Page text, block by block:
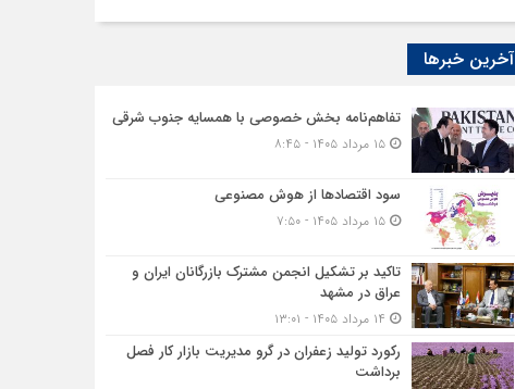
آخرین خبرها
تفاهم‌نامه بخش خصوصی با همسایه جنوب شرقی
۱۵ مرداد ۱۴۰۵ - ۸:۴۵
سود اقتصاد‌ها از هوش مصنوعی
۱۵ مرداد ۱۴۰۵ - ۷:۵۰
تاکید بر تشکیل انجمن مشترک بازرگانان ایران و
عراق در مشهد
رکورد تولید زعفران در گرو مدیریت بازار کار فصل
برداشت